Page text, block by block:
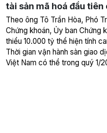
tài sản mã hoá đầu tiên
Theo ông Tô Trần Hòa, Phó
Chứng khoán, Ủy ban Chứng
thiểu 10.000 tỷ thể hiện tính
Thời gian vận hành sàn giao
Việt Nam có thể trong quý 1/